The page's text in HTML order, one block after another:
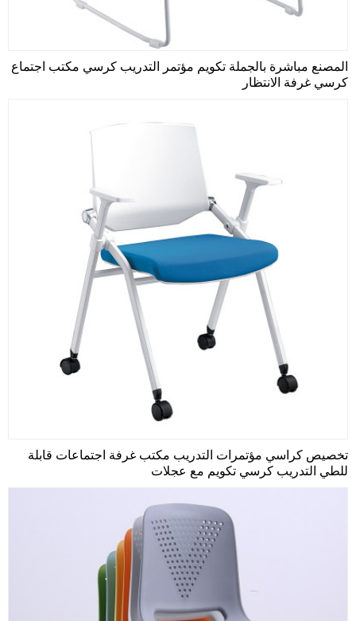
المصنع مباشرة بالجملة تكويم مؤتمر التدريب كرسي مكتب اجتماع
كرسي غرفة الانتظار
تخصيص كراسي مؤتمرات التدريب مكتب غرفة اجتماعات قابلة
للطي التدريب كرسي تكويم مع عجلات